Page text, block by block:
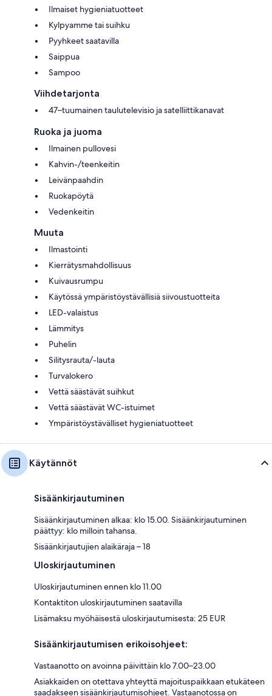
Ilmaiset hygieniatuotteet
Kylpyamme tai suihku
Pyyhkeet saatavilla
Saippua
Sampoo
Viihdetarjonta
47–tuumainen taulutelevisio ja satelliittikanavat
Ruoka ja juoma
Ilmainen pullovesi
Kahvin-/teenkeitin
Leivänpaahdin
Ruokapöytä
Vedenkeitin
Muuta
Ilmastointi
Kierrätysmahdollisuus
Kuivausrumpu
Käytössä ympäristöystävällisiä siivoustuotteita
LED-valaistus
Lämmitys
Puhelin
Silitysrauta/-lauta
Turvalokero
Vettä säästävät suihkut
Vettä säästävät WC-istuimet
Ympäristöystävälliset hygieniatuotteet
Käytännöt
Sisäänkirjautuminen
Sisäänkirjautuminen alkaa: klo 15.00. Sisäänkirjautuminen
päättyy: klo milloin tahansa.
Sisäänkirjautujien alaikäraja – 18
Uloskirjautuminen
Uloskirjautuminen ennen klo 11.00
Kontaktiton uloskirjautuminen saatavilla
Lisämaksu myöhäisestä uloskirjautumisesta: 25 EUR
Sisäänkirjautumisen erikoisohjeet:
Vastaanotto on avoinna päivittäin klo 7.00–23.00
Asiakkaiden on otettava yhteyttä majoituspaikkaan etukäteen
saadakseen sisäänkirjautumisohjeet. Vastaanotossa on